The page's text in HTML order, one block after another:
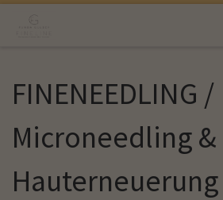
Zum Inhalt springen
FINENEEDLING /
Microneedling &
Hauterneuerung